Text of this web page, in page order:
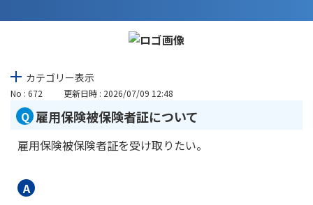
カテゴリー表示
No : 672 更新日時 : 2026/07/09 12:48
雇用保険被保険者証について
雇用保険被保険者証を受け取りたい。